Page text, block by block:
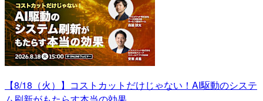
【8/18（火）】コストカットだけじゃない！AI駆動のシステ